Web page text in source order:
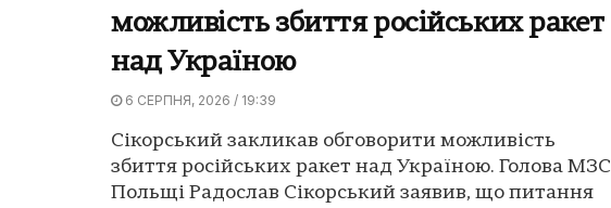
можливість збиття російських ракет
над Україною
6 СЕРПНЯ, 2026 / 19:39
Сікорський закликав обговорити можливість
збиття російських ракет над Україною. Голова МЗС
Польщі Радослав Сікорський заявив, що питання